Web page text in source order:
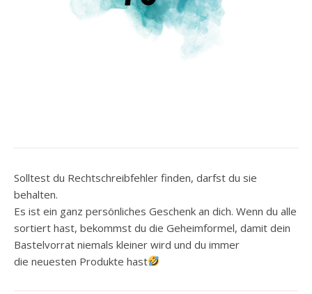
Solltest du Rechtschreibfehler finden, darfst du sie
behalten.
Es ist ein ganz persönliches Geschenk an dich. Wenn du alle
sortiert hast, bekommst du die Geheimformel, damit dein
Bastelvorrat niemals kleiner wird und du immer
die neuesten Produkte hast